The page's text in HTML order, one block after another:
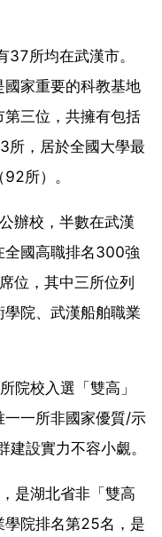
所均在武漢市。
家重要的科教基地
三位，共擁有包括
所，居於全國大學最
所）。
辦校，半數在武漢
全國高職排名300強
位，其中三所位列
院、武漢船舶職業
院校入選「雙高」
一一所非國家優質/示
設實力不容小覷。
是湖北省非「雙高
學院排名第25名，是